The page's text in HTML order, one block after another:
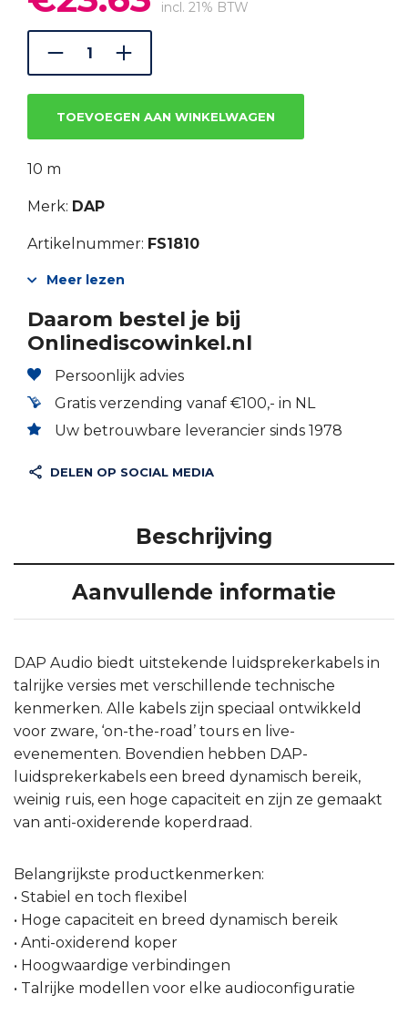
prijs
was:
€33.76.
prijs
is:
incl. 21% BTW
TOEVOEGEN AAN WINKELWAGEN
10 m
Merk: DAP
Artikelnummer: FS1810
Meer lezen
Daarom bestel je bij
Onlinediscowinkel.nl
Persoonlijk advies
Gratis verzending vanaf €100,- in NL
Uw betrouwbare leverancier sinds 1978
DELEN OP SOCIAL MEDIA
Beschrijving
Aanvullende informatie
DAP Audio biedt uitstekende luidsprekerkabels in
talrijke versies met verschillende technische
kenmerken. Alle kabels zijn speciaal ontwikkeld
voor zware, ‘on-the-road’ tours en live-
evenementen. Bovendien hebben DAP-
luidsprekerkabels een breed dynamisch bereik,
weinig ruis, een hoge capaciteit en zijn ze gemaakt
van anti-oxiderende koperdraad.
Belangrijkste productkenmerken:
• Stabiel en toch flexibel
• Hoge capaciteit en breed dynamisch bereik
• Anti-oxiderend koper
• Hoogwaardige verbindingen
• Talrijke modellen voor elke audioconfiguratie